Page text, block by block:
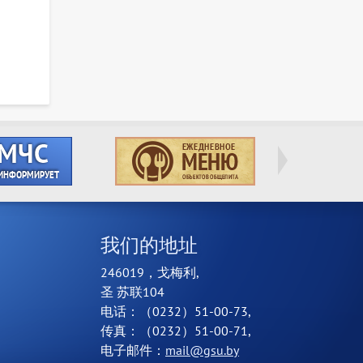
我们的地址
246019，戈梅利,
圣 苏联104
电话：（0232）51-00-73,
传真：（0232）51-00-71,
电子邮件： mail@gsu.by